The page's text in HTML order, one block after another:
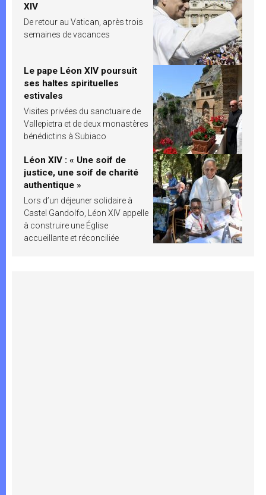
XIV
De retour au Vatican, après trois
semaines de vacances
Le pape Léon XIV poursuit
ses haltes spirituelles
estivales
Visites privées du sanctuaire de
Vallepietra et de deux monastères
bénédictins à Subiaco
Léon XIV : « Une soif de
justice, une soif de charité
authentique »
Lors d’un déjeuner solidaire à
Castel Gandolfo, Léon XIV appelle
à construire une Église
accueillante et réconciliée